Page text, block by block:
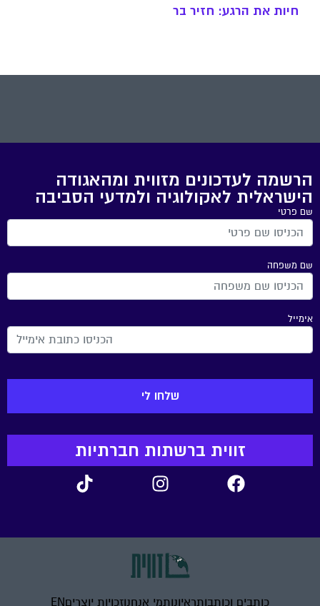
חיות את הרגע: חזיר בר
הרשמה לעדכונים מזווית ומהאגודה
הישראלית לאקולוגיה ולמדעי הסביבה
שם פרטי
שם משפחה
אימייל
זווית ברשתות חברתיות
כותבים וכותבותראיונותמי אנחנוזכויות יוצריםEN